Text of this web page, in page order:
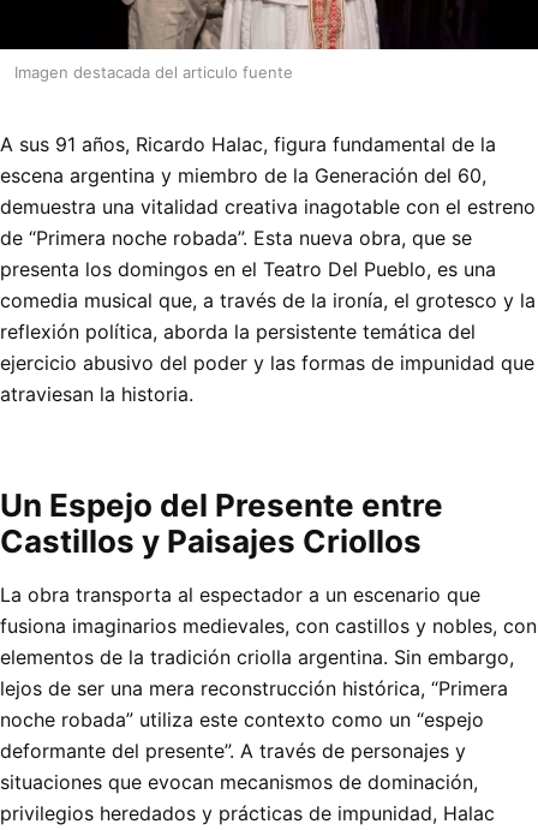
Imagen destacada del articulo fuente
A sus 91 años, Ricardo Halac, figura fundamental de la
escena argentina y miembro de la Generación del 60,
demuestra una vitalidad creativa inagotable con el estreno
de “Primera noche robada”. Esta nueva obra, que se
presenta los domingos en el Teatro Del Pueblo, es una
comedia musical que, a través de la ironía, el grotesco y la
reflexión política, aborda la persistente temática del
ejercicio abusivo del poder y las formas de impunidad que
atraviesan la historia.
Un Espejo del Presente entre
Castillos y Paisajes Criollos
La obra transporta al espectador a un escenario que
fusiona imaginarios medievales, con castillos y nobles, con
elementos de la tradición criolla argentina. Sin embargo,
lejos de ser una mera reconstrucción histórica, “Primera
noche robada” utiliza este contexto como un “espejo
deformante del presente”. A través de personajes y
situaciones que evocan mecanismos de dominación,
privilegios heredados y prácticas de impunidad, Halac